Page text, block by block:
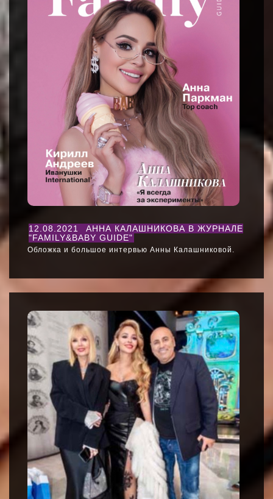
12.08.2021
АННА КАЛАШНИКОВА В ЖУРНАЛЕ
"FAMILY&BABY GUIDE"
Обложка и большое интервью Анны Калашниковой.